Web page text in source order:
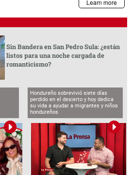
Sin Bandera en San Pedro Sula: ¿están
listos para una noche cargada de
romanticismo?
Hondureño sobrevivió siete días
perdido en el desierto y hoy dedica
su vida a ayudar a migrantes y niños
hondureños